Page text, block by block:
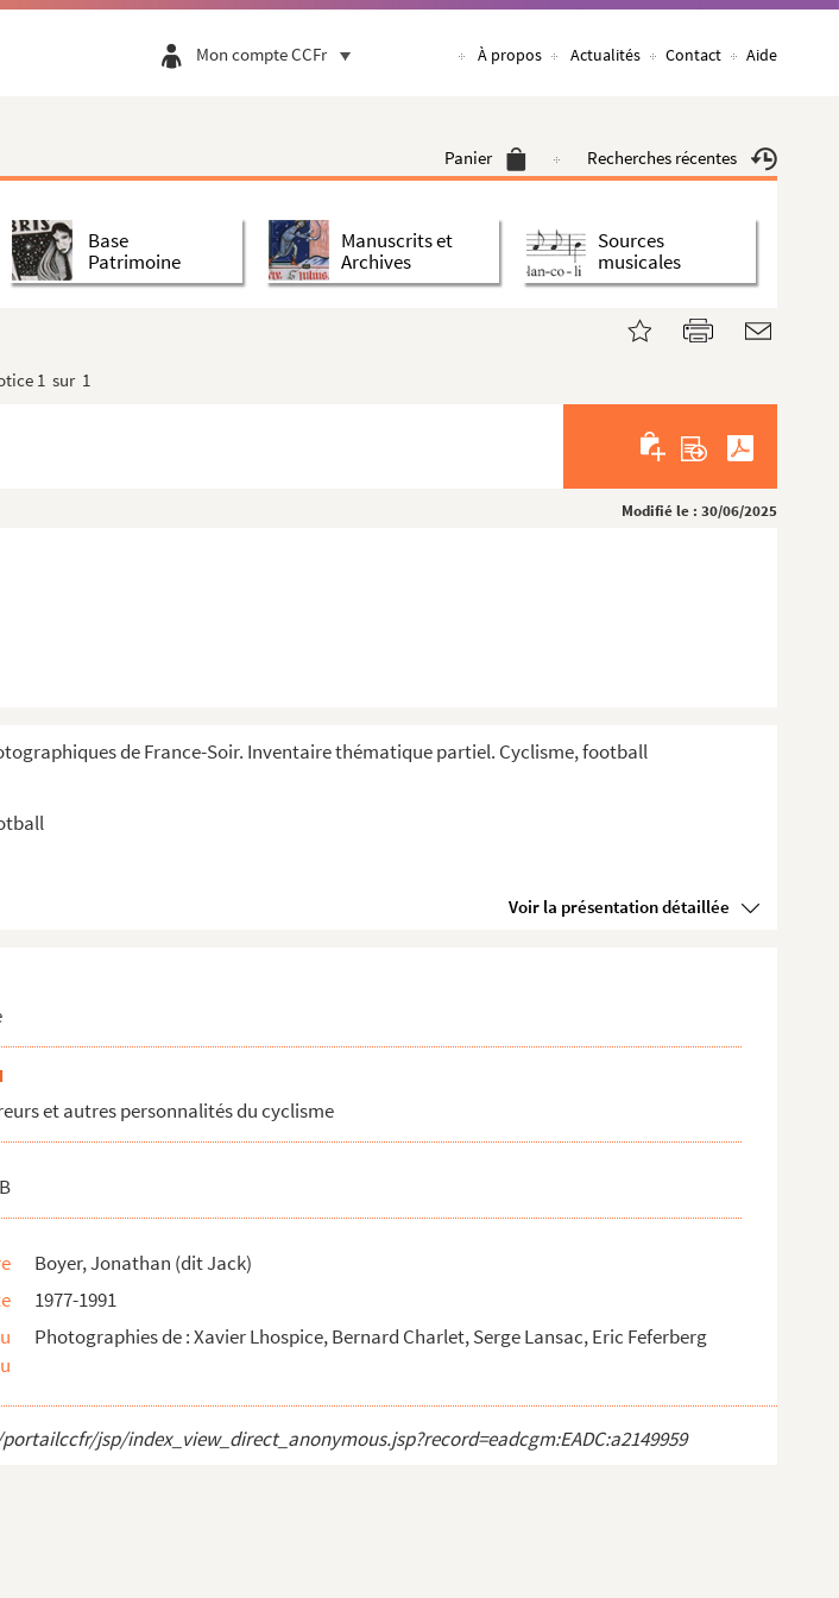
Mon compte CCFr À propos Actualités Contact Aide
Panier Recherches récentes
Base
Patrimoine
Manuscrits et
Archives
Sources
musicales
1 sur 1
Modifié le : 30/06/2025
de France-Soir. Inventaire thématique partiel. Cyclisme, football
Voir la présentation détaillée
et autres personnalités du cyclisme
B
Boyer, Jonathan (dit Jack)
1977-1991
Photographies de : Xavier Lhospice, Bernard Charlet, Serge Lansac, Eric Feferberg
jsp/index_view_direct_anonymous.jsp?record=eadcgm:EADC:a2149959